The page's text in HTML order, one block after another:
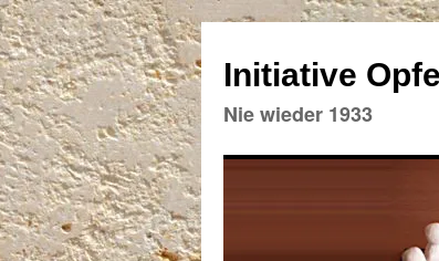
Initiative
Nie wieder 1933